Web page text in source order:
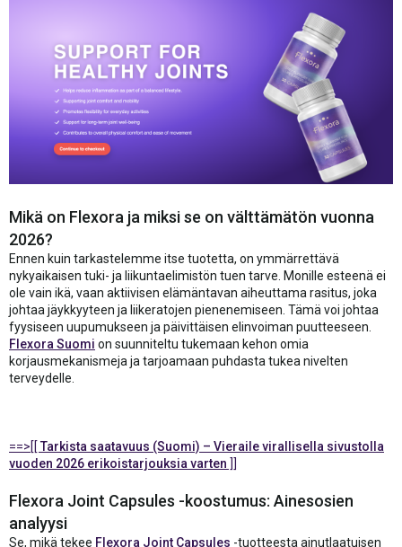
Mikä on Flexora ja miksi se on välttämätön vuonna
2026?
Ennen kuin tarkastelemme itse tuotetta, on ymmärrettävä
nykyaikaisen tuki- ja liikuntaelimistön tuen tarve. Monille esteenä ei
ole vain ikä, vaan aktiivisen elämäntavan aiheuttama rasitus, joka
johtaa jäykkyyteen ja liikeratojen pienenemiseen. Tämä voi johtaa
fyysiseen uupumukseen ja päivittäisen elinvoiman puutteeseen.
Flexora Suomi on suunniteltu tukemaan kehon omia
korjausmekanismeja ja tarjoamaan puhdasta tukea nivelten
terveydelle.
==>[[ Tarkista saatavuus (Suomi) – Vieraile virallisella sivustolla
vuoden 2026 erikoistarjouksia varten ]]
Flexora Joint Capsules -koostumus: Ainesosien
analyysi
Se, mikä tekee Flexora Joint Capsules -tuotteesta ainutlaatuisen